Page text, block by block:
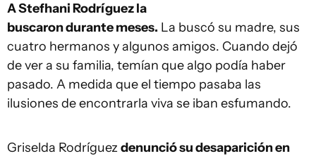
A Stefhani Rodríguez la
buscaron durante meses. La buscó su madre, sus
cuatro hermanos y algunos amigos. Cuando dejó
de ver a su familia, temían que algo podía haber
pasado. A medida que el tiempo pasaba las
ilusiones de encontrarla viva se iban esfumando.
Griselda Rodríguez denunció su desaparición en